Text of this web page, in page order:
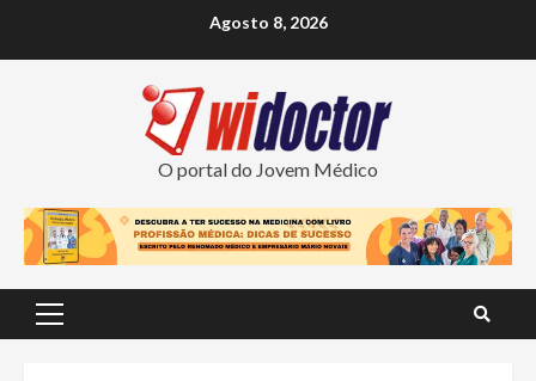
Agosto 8, 2026
O portal do Jovem Médico
Primary